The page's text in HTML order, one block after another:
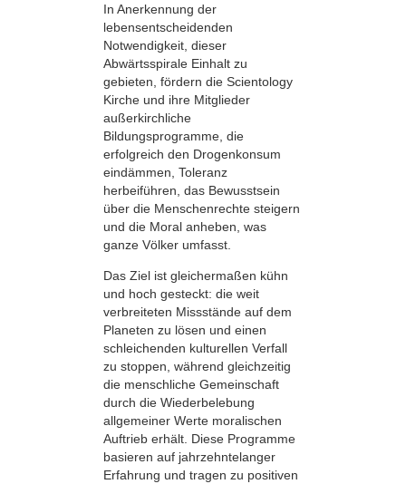
In Anerkennung der
lebensentscheidenden
Notwendigkeit, dieser
Abwärtsspirale Einhalt zu
gebieten, fördern die Scientology
Kirche und ihre Mitglieder
außerkirchliche
Bildungsprogramme, die
erfolgreich den Drogenkonsum
eindämmen, Toleranz
herbeiführen, das Bewusstsein
über die Menschenrechte steigern
und die Moral anheben, was
ganze Völker umfasst.
Das Ziel ist gleichermaßen kühn
und hoch gesteckt: die weit
verbreiteten Missstände auf dem
Planeten zu lösen und einen
schleichenden kulturellen Verfall
zu stoppen, während gleichzeitig
die menschliche Gemeinschaft
durch die Wiederbelebung
allgemeiner Werte moralischen
Auftrieb erhält. Diese Programme
basieren auf jahrzehntelanger
Erfahrung und tragen zu positiven